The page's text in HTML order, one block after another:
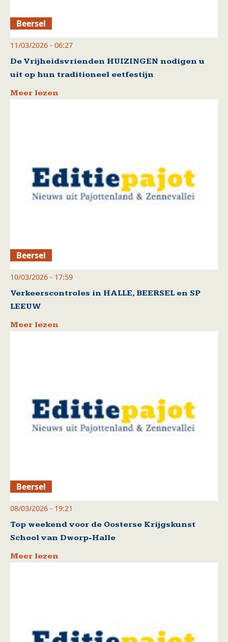
Beersel
11/03/2026 - 06:27
De Vrijheidsvrienden HUIZINGEN nodigen u
uit op hun traditioneel eetfestijn
Meer lezen
Beersel
10/03/2026 - 17:59
Verkeerscontroles in HALLE, BEERSEL en SP
LEEUW
Meer lezen
Beersel
08/03/2026 - 19:21
Top weekend voor de Oosterse Krijgskunst
School van Dworp-Halle
Meer lezen